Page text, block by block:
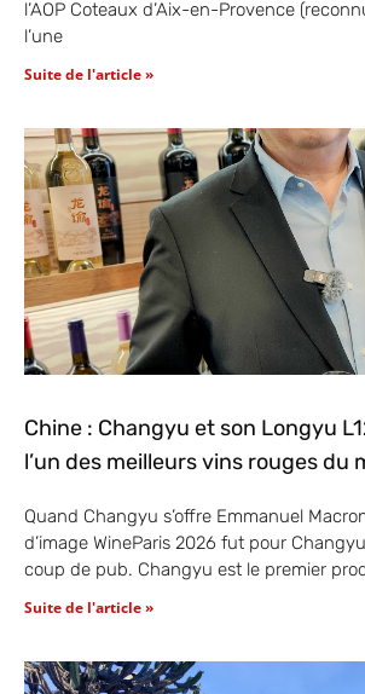
l’AOP Coteaux d’Aix-en-Provence
l’une
Suite de l'article »
Chine : Changyu et son Longyu
l’un des meilleurs vins rouges du
Quand Changyu s’offre Emmanuel
d’image WineParis 2026 fut pour
coup de pub. Changyu est le premier
Suite de l'article »